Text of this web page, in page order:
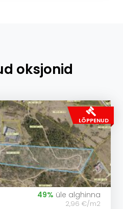
oksjonid
LÕPPENUD
49% üle alghinna
2,96 €/m2